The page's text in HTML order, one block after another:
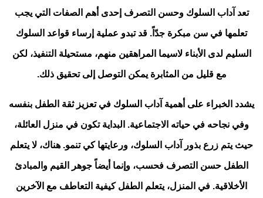
تعد آداب السلوك وحسن التصرف إحدى أهم الصفات التي يجب
تعلمها في سن مبكرة جدّاً. قد تبدو عملية إرساء قواعد السلوك
السليم لدى الأبناء لاسيما المراهقين منهم، مستحيلة التنفيذ، لكن
مع قليل من المثابرة يمكن التوصل إلى تحقيق ذلك.
يشدد الخبراء على أهمية آداب السلوك في تعزيز ثقة الطفل بنفسه
وفي نجاحه في حياته الاجتماعية. البداية تكون في منزل العائلة،
حيث يتم زرع بذور آداب السلوك، ورعايتها كي تنمو. هناك، لا يتعلم
الطفل حسن التصرف فحسب، وإنما أيضاً جوهر القيم والمبادئ
الأخلاقية. في المنزل، يتعلم الطفل كيفية التعاطف مع الآخرين